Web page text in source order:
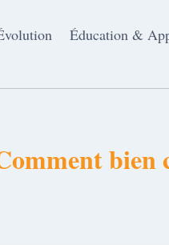
Éducation &
bien